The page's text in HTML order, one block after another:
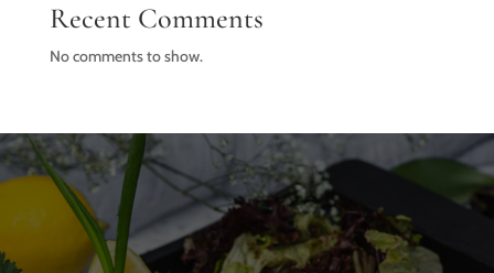
Recent Comments
No comments to show.